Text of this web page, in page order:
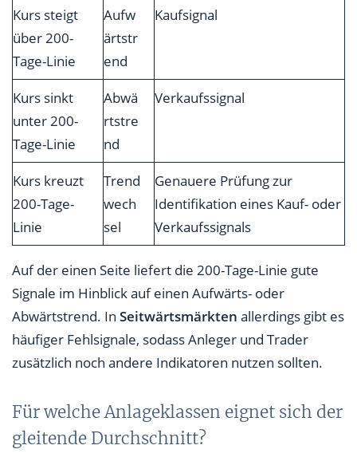
Kurs steigt
über 200-
Tage-Linie
Aufw
ärtstr
end
Kaufsignal
Kurs sinkt
unter 200-
Tage-Linie
Abwä
rtstre
nd
Verkaufssignal
Kurs kreuzt
200-Tage-
Linie
Trend
wech
sel
Genauere Prüfung zur
Identifikation eines Kauf- oder
Verkaufssignals
Auf der einen Seite liefert die 200-Tage-Linie gute
Signale im Hinblick auf einen Aufwärts- oder
Abwärtstrend. In Seitwärtsmärkten allerdings gibt es
häufiger Fehlsignale, sodass Anleger und Trader
zusätzlich noch andere Indikatoren nutzen sollten.
Für welche Anlageklassen eignet sich der
gleitende Durchschnitt?